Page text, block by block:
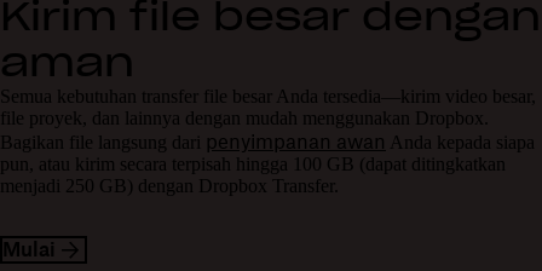
Kirim file besar dengan
aman
Semua kebutuhan transfer file besar Anda tersedia—kirim video besar,
file proyek, dan lainnya dengan mudah menggunakan Dropbox.
Bagikan file langsung dari penyimpanan awan Anda kepada siapa
pun, atau kirim secara terpisah hingga 100 GB (dapat ditingkatkan
menjadi 250 GB) dengan Dropbox Transfer.
Mulai